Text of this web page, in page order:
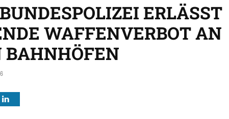
ERLÄSST
WAFFENVERBOT AN
BAHNHÖFEN